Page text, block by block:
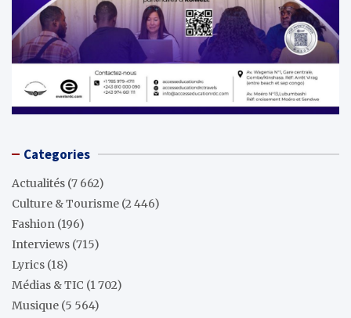
Categories
Actualités (7 662)
Culture & Tourisme (2 446)
Fashion (196)
Interviews (715)
Lyrics (18)
Médias & TIC (1 702)
Musique (5 564)